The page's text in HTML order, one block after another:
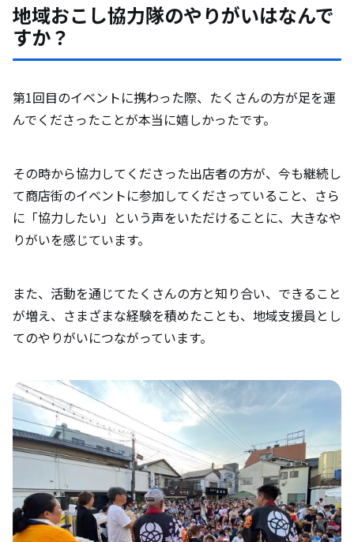
地域おこし協力隊のやりがいはなんで
すか？
第1回目のイベントに携わった際、たくさんの方が足を運
んでくださったことが本当に嬉しかったです。
その時から協力してくださった出店者の方が、今も継続し
て商店街のイベントに参加してくださっていること、さら
に「協力したい」という声をいただけることに、大きなや
りがいを感じています。
また、活動を通じてたくさんの方と知り合い、できること
が増え、さまざまな経験を積めたことも、地域支援員とし
てのやりがいにつながっています。